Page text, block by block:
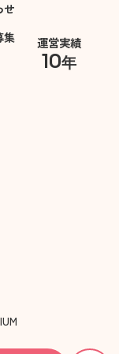
せ
集 運営実績
10年